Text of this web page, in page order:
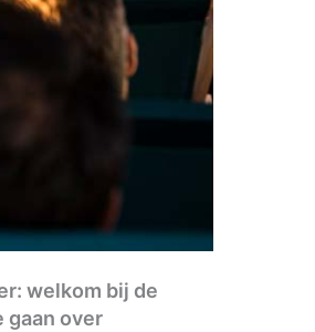
welkom bij de
gaan over